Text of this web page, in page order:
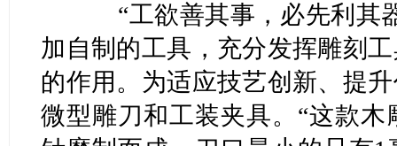
“工欲善其事，必先利其
加自制的工具，充分发挥雕刻
的作用。为适应技艺创新、提
微型雕刀和工装夹具。“这款